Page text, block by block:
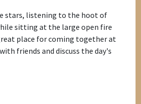
stars, listening to the hoot of
sitting at the large open fire
place for coming together at
friends and discuss the day's